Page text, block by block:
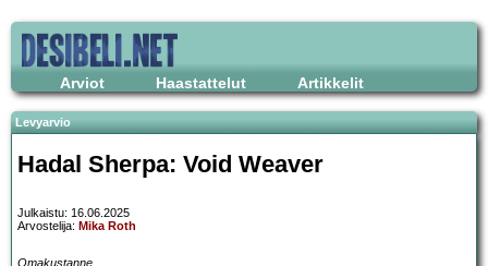
Arviot Haastattelut Artikkelit
Levyarvio
Hadal Sherpa: Void Weaver
Julkaistu: 16.06.2025
Arvostelija: Mika Roth
Omakustanne